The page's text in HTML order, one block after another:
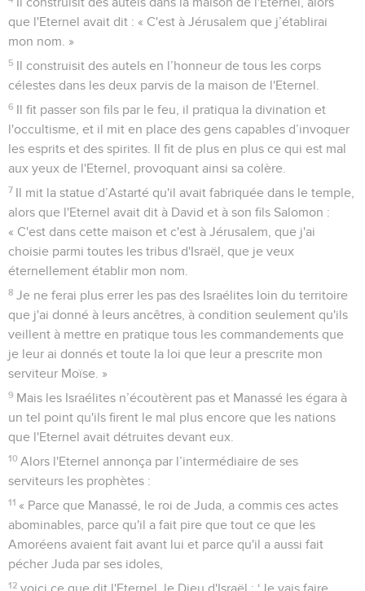
que l'Eternel avait dit : « C'est à Jérusalem que j’établirai
mon nom. »
5 Il construisit des autels en l’honneur de tous les corps
célestes dans les deux parvis de la maison de l'Eternel.
6 Il fit passer son fils par le feu, il pratiqua la divination et
l'occultisme, et il mit en place des gens capables d’invoquer
les esprits et des spirites. Il fit de plus en plus ce qui est mal
aux yeux de l'Eternel, provoquant ainsi sa colère.
7 Il mit la statue d’Astarté qu'il avait fabriquée dans le temple,
alors que l'Eternel avait dit à David et à son fils Salomon :
« C'est dans cette maison et c'est à Jérusalem, que j'ai
choisie parmi toutes les tribus d'Israël, que je veux
éternellement établir mon nom.
8 Je ne ferai plus errer les pas des Israélites loin du territoire
que j'ai donné à leurs ancêtres, à condition seulement qu'ils
veillent à mettre en pratique tous les commandements que
je leur ai donnés et toute la loi que leur a prescrite mon
serviteur Moïse. »
9 Mais les Israélites n’écoutèrent pas et Manassé les égara à
un tel point qu'ils firent le mal plus encore que les nations
que l'Eternel avait détruites devant eux.
10 Alors l'Eternel annonça par l’intermédiaire de ses
serviteurs les prophètes :
11 « Parce que Manassé, le roi de Juda, a commis ces actes
abominables, parce qu'il a fait pire que tout ce que les
Amoréens avaient fait avant lui et parce qu'il a aussi fait
pécher Juda par ses idoles,
12 voici ce que dit l'Eternel, le Dieu d'Israël : ‘Je vais faire